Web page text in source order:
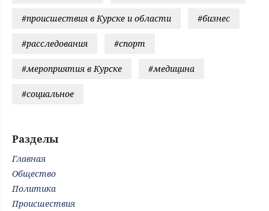
#происшествия в Курске и области #бизнес
#расследования #спорт
#мероприятия в Курске #медицина
#социальное
Разделы
Главная
Общество
Политика
Происшествия